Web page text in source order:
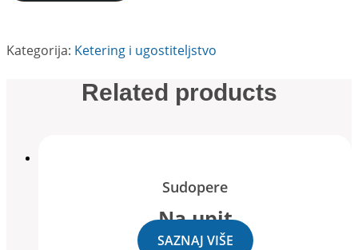
Kategorija: Ketering i ugostiteljstvo
Related products
Sudopere
Na upit
SAZNAJ VIŠE